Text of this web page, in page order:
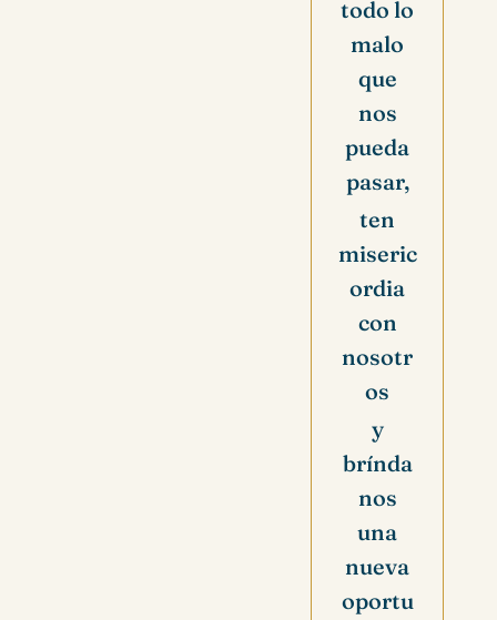
todo lo
malo
que
nos
pueda
pasar,
ten
miseric
ordia
con
nosotr
os
y
brínda
nos
una
nueva
oportu